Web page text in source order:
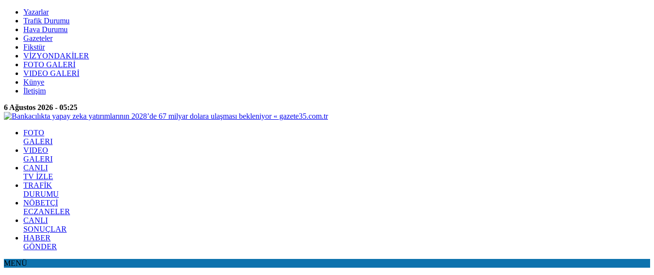
Yazarlar
Trafik Durumu
Hava Durumu
Gazeteler
Fikstür
VİZYONDAKİLER
FOTO GALERİ
VIDEO GALERİ
Künye
İletişim
6 Ağustos 2026 - 05:25
FOTO
GALERI
VIDEO
GALERI
CANLI
TV İZLE
TRAFİK
DURUMU
NÖBETÇİ
ECZANELER
CANLI
SONUÇLAR
HABER
GÖNDER
MENÜ